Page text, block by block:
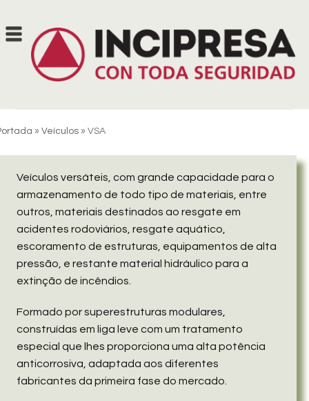
to
content
»Veículos »VSA
Veículos versáteis, com grande capacidade para o
armazenamento de todo tipo de materiais, entre
outros, materiais destinados ao resgate em
acidentes rodoviários, resgate aquático,
escoramento de estruturas, equipamentos de alta
pressão, e restante material hidráulico para a
extinção de incêndios.
Formado por superestruturas modulares,
construídas em liga leve com um tratamento
especial que lhes proporciona uma alta potência
anticorrosiva, adaptada aos diferentes
fabricantes da primeira fase do mercado.